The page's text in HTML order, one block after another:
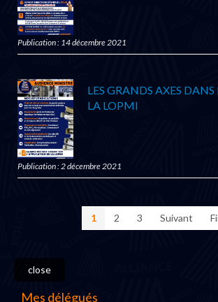
Publication : 14 décembre 2021
LES GRANDS AXES DANS
LA LOPMI
Publication : 2 décembre 2021
1 2 3 Suivant
close
Mes délégués